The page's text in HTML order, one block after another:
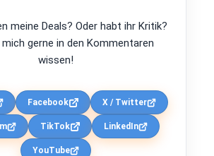
meine Deals? Oder habt ihr Kritik?
gerne in den Kommentaren
wissen!
Facebook X / Twitter
TikTok LinkedIn
YouTube